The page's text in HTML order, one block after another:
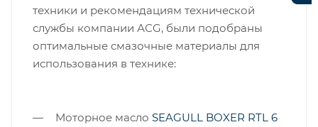
техники и рекомендациям технической
службы компании АСG, были подобраны
оптимальные смазочные материалы для
использования в технике:
Моторное масло SEAGULL BOXER RTL 6